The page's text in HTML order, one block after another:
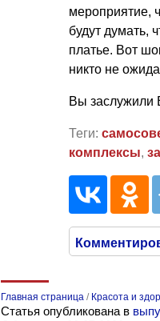
мероприятие,
будут думать,
платье. Вот
никто не
Вы
Теги:
комплексы,
Главная страница / Красота и
Статья опубликована в